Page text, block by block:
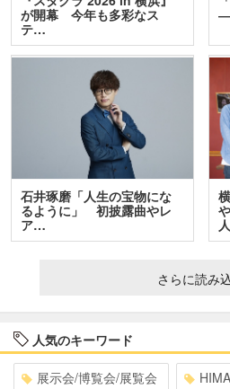
が開幕 今年も多彩なス
テ…
石井琢磨「人生の宝物にな
るように」 初披露曲やレ
ア…
さらに読み
人気のキーワード
展示会/博覧会/展覧会